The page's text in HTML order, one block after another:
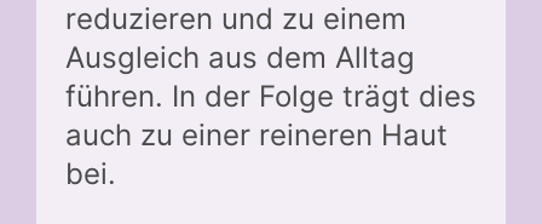
reduzieren und zu einem
Ausgleich aus dem Alltag
führen. In der Folge trägt dies
auch zu einer reineren Haut
bei.